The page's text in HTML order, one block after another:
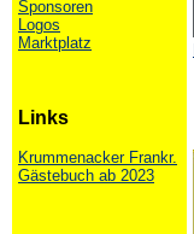
Sponsoren
Logos
Marktplatz
Links
Krummenacker Frankr.
Gästebuch ab 2023